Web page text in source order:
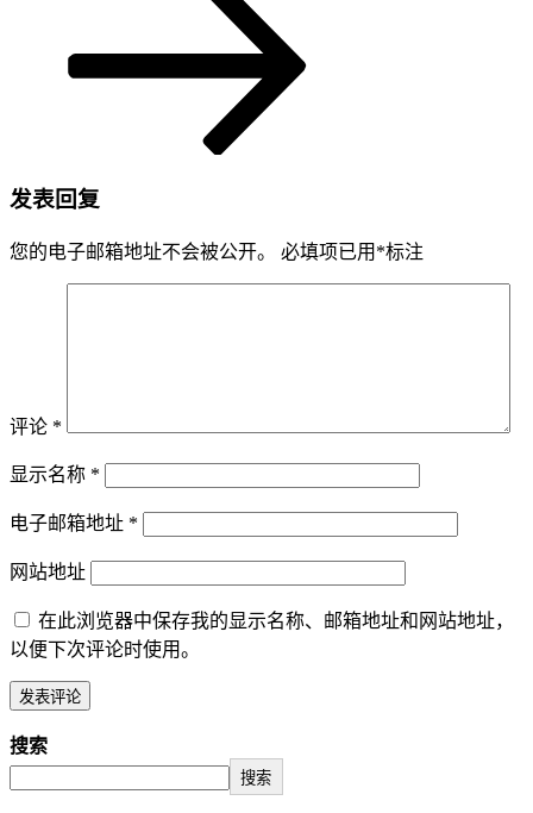
发表回复
您的电子邮箱地址不会被公开。 必填项已用 *标注
评论 *
显示名称 *
电子邮箱地址 *
网站地址
在此浏览器中保存我的显示名称、邮箱地址和网站地址，
以便下次评论时使用。
搜索
搜索